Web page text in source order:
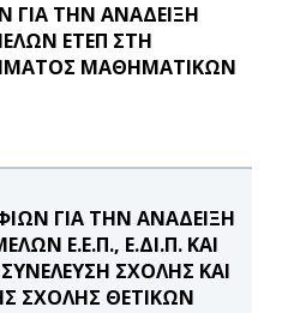
ΓΙΑ ΤΗΝ ΑΝΑΔΕΙΞΗ
ΕΤΕΠ ΣΤΗ
ΜΑΘΗΜΑΤΙΚΩΝ
ΓΙΑ ΤΗΝ ΑΝΑΔΕΙΞΗ
Ε.Ε.Π., Ε.ΔΙ.Π. ΚΑΙ
ΣΧΟΛΗΣ ΚΑΙ
ΣΧΟΛΗΣ ΘΕΤΙΚΩΝ